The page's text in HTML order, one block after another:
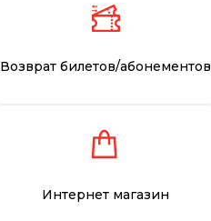
Возврат билетов/абонементов
Интернет магазин